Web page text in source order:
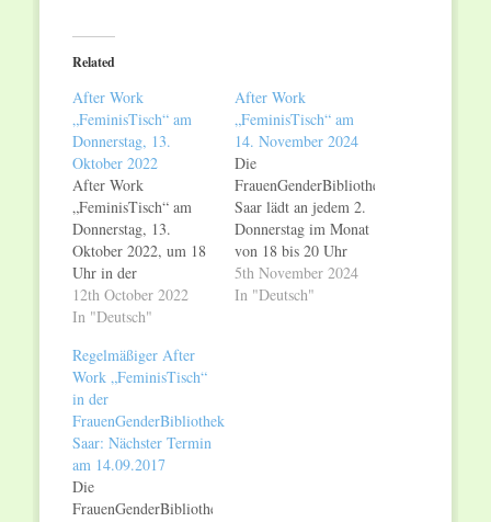
(Opens
in
new
Related
After Work
„FeminisTisch“ am
Donnerstag, 13.
Oktober 2022
After Work
„FeminisTisch“ am
Donnerstag, 13.
Oktober 2022, um 18
Uhr in der
FrauenGenderBibliothek
Saar, Großherzog-
66121 Saarbrücken
Die
FrauenGenderBibliothek
Saar lädt an jedem 2.
Donnerstag im Monat
von 18 bis 20 Uhr
zum „FeminisTisch“
ein. Bei diesem
12th October 2022
In "Deutsch"
After Work
„FeminisTisch“ am
14. November 2024
Die
FrauenGenderBibliothek
Saar lädt an jedem 2.
Donnerstag im Monat
von 18 bis 20 Uhr
zum „FeminisTisch“
ein. After Work
5th November 2024
In "Deutsch"
Regelmäßiger After
Work „FeminisTisch“
in der
FrauenGenderBibliothek
Saar: Nächster Termin
am 14.09.2017
Die
FrauenGenderBibliothek